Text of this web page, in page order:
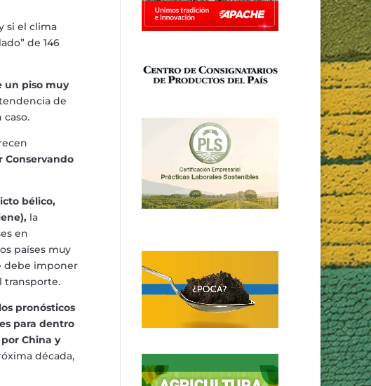
si el clima
” de 146
un piso muy
de
caso.
Conservando
bélico,
, la
en
países muy
debe imponer
transporte.
los pronósticos
para dentro
China y
óxima década,